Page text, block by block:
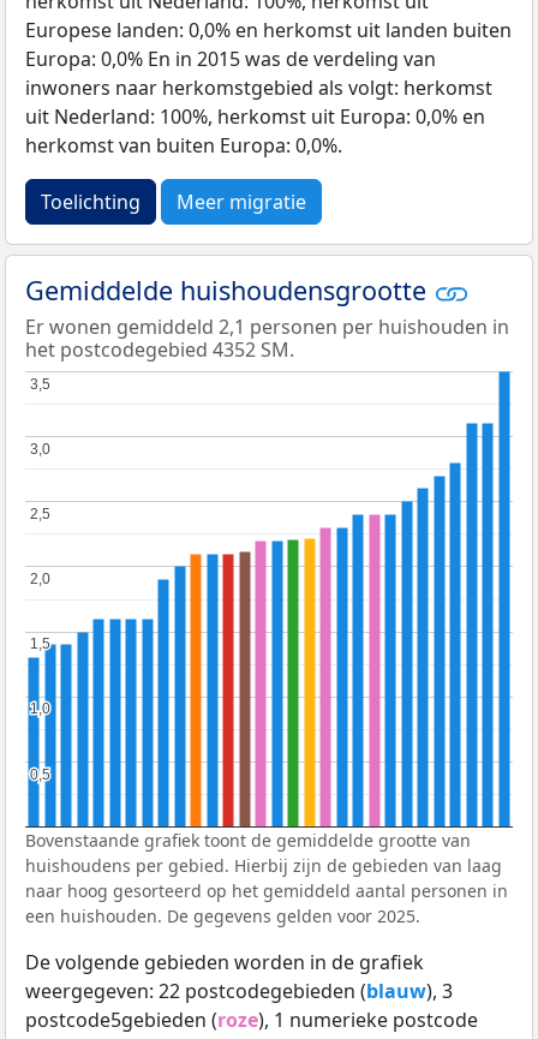
Europese landen: 0,0% en herkomst uit landen buiten
Europa: 0,0% En in 2015 was de verdeling van
inwoners naar herkomstgebied als volgt: herkomst
uit Nederland: 100%, herkomst uit Europa: 0,0% en
herkomst van buiten Europa: 0,0%.
Toelichting Meer migratie
Gemiddelde huishoudensgrootte
Er wonen gemiddeld 2,1 personen per huishouden in
het postcodegebied 4352 SM.
0,5
0,5
1,0
1,0
1,5
1,5
2,0
2,0
2,5
2,5
3,0
3,0
3,5
3,5
Bovenstaande grafiek toont de gemiddelde grootte van
huishoudens per gebied. Hierbij zijn de gebieden van laag
naar hoog gesorteerd op het gemiddeld aantal personen in
een huishouden. De gegevens gelden voor 2025.
De volgende gebieden worden in de grafiek
weergegeven: 22 postcodegebieden (blauw), 3
postcode5gebieden (roze), 1 numerieke postcode